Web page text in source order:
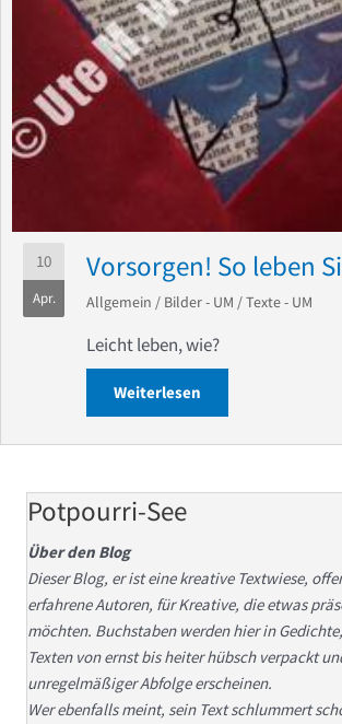
10
Apr.
Vorsorgen! So leben
Allgemein / Bilder - UM /Texte - UM
Leicht leben, wie?
Weiterlesen
Potpourri-See
Über den Blog
Dieser Blog, er ist eine kreative Textwiese,
erfahrene Autoren, für Kreative, die etwas
möchten. Buchstaben werden hier in
Texten von ernst bis heiter hübsch verpackt
unregelmäßiger Abfolge erscheinen.
Wer ebenfalls meint, sein Text schlummert